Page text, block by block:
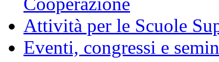
Attività per le Scuole
Eventi, congressi e